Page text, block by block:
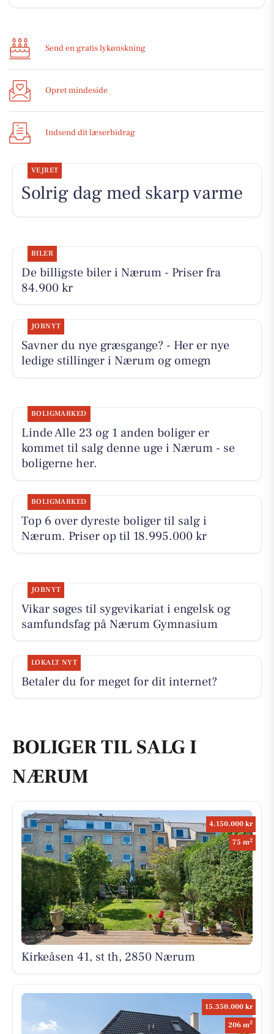
Send en gratis lykønskning
Opret mindeside
Indsend dit læserbidrag
VEJRET
Solrig dag med skarp varme
BILER
De billigste biler i Nærum - Priser fra
84.900 kr
JOBNYT
Savner du nye græsgange? - Her er nye
ledige stillinger i Nærum og omegn
BOLIGMARKED
Linde Alle 23 og 1 anden boliger er
kommet til salg denne uge i Nærum - se
boligerne her.
BOLIGMARKED
Top 6 over dyreste boliger til salg i
Nærum. Priser op til 18.995.000 kr
JOBNYT
Vikar søges til sygevikariat i engelsk og
samfundsfag på Nærum Gymnasium
LOKALT NYT
Betaler du for meget for dit internet?
BOLIGER TIL SALG I
NÆRUM
4.150.000 kr
75 m2
Kirkeåsen 41, st th, 2850 Nærum
15.350.000 kr
206 m2